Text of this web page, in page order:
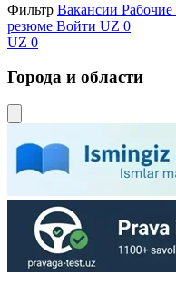
Фильтр Вакансии Рабочие
резюме Войти UZ 0
UZ 0
Города и области